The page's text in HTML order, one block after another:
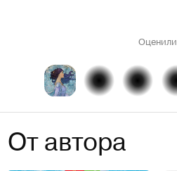
Оценили
От автора